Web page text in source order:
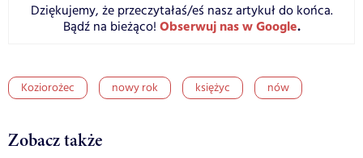
Dziękujemy, że przeczytałaś/eś nasz artykuł do końca.
Bądź na bieżąco! Obserwuj nas w Google.
Koziorożec nowy rok księżyc nów
Zobacz także